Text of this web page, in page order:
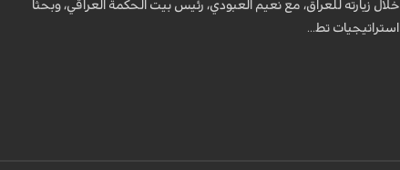
خلال زيارته للعراق، مع نعيم العبودي، رئيس بيت الحكمة العراقي، وبحثا
استراتيجيات تط...